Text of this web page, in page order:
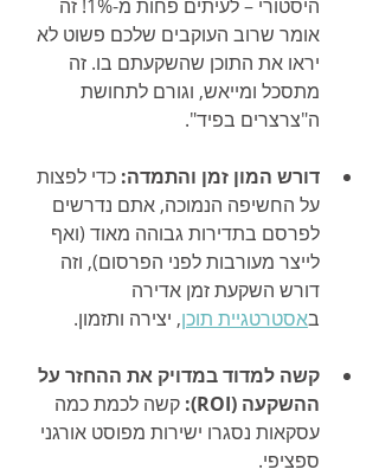
היסטורי – לעיתים פחות מ-1%! זה
אומר שרוב העוקבים שלכם פשוט לא
יראו את התוכן שהשקעתם בו. זה
מתסכל ומייאש, וגורם לתחושת
ה"צרצרים בפיד".
דורש המון זמן והתמדה: כדי לפצות
על החשיפה הנמוכה, אתם נדרשים
לפרסם בתדירות גבוהה מאוד (ואף
לייצר מעורבות לפני הפרסום), וזה
דורש השקעת זמן אדירה
באסטרטגיית תוכן, יצירה ותזמון.
קשה למדוד במדויק את ההחזר על
ההשקעה (ROI):
קשה לכמת כמה
עסקאות נסגרו ישירות מפוסט אורגני
ספציפי.